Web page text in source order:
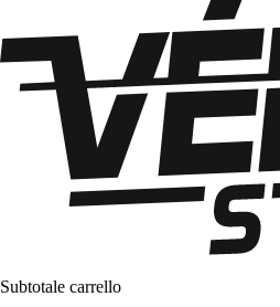
Subtotale carrello